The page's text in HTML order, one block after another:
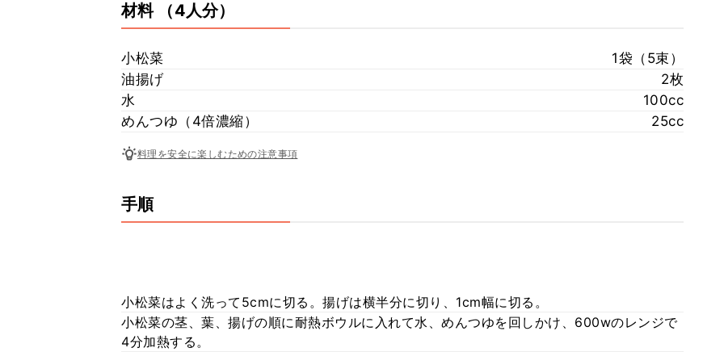
材料 （4人分）
小松菜
1袋（5束）
油揚げ
2枚
水
100cc
めんつゆ（4倍濃縮）
25cc
料理を安全に楽しむための注意事項
手順
小松菜はよく洗って5cmに切る。揚げは横半分に切り、1cm幅に切る。
小松菜の茎、葉、揚げの順に耐熱ボウルに入れて水、めんつゆを回しかけ、600wのレンジで
4分加熱する。